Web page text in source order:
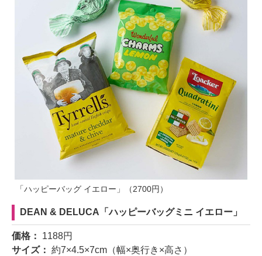
「ハッピーバッグ イエロー」（2700円）
DEAN & DELUCA「ハッピーバッグミニ イエロー」
価格： 1188円
サイズ： 約7×4.5×7cm（幅×奥行き×高さ）